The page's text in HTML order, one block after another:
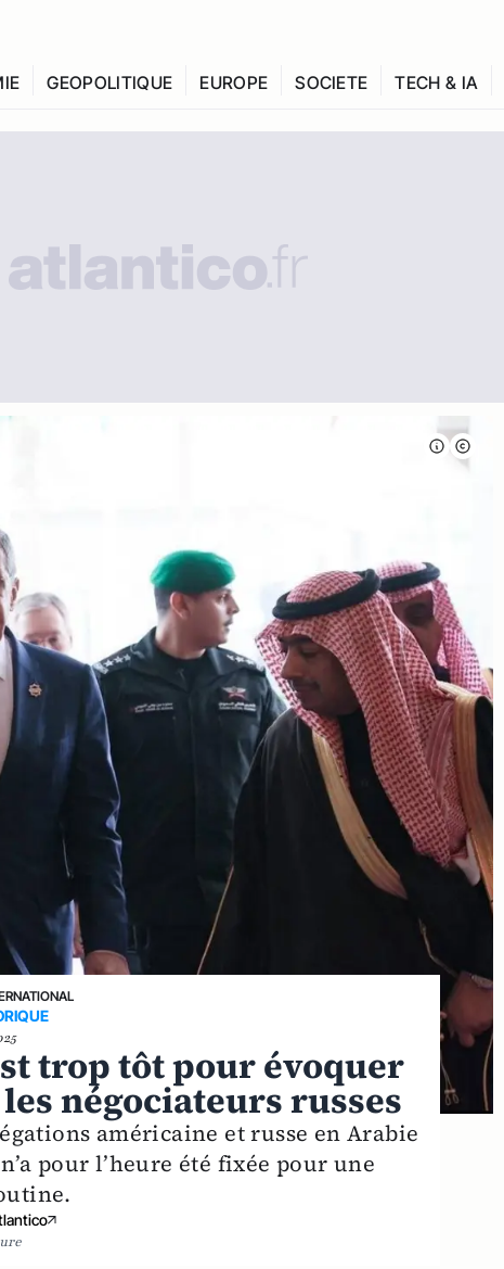
GEOPOLITIQUE EUROPE SOCIETE TECH & IA
trop tôt pour évoquer
négociateurs russes
américaine et russe en Arabie
pour l’heure été fixée pour une